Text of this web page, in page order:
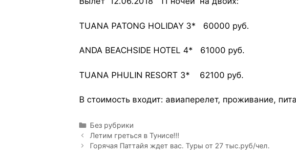
TUANA PATONG HOLIDAY 3* 60000 руб.
ANDA BEACHSIDE HOTEL 4* 61000 руб.
TUANA PHULIN RESORT 3* 62100 руб.
В стоимость входит: авиаперелет, проживание,
Без рубрики
Летим греться в Тунисе!!!
Горячая Паттайя ждет вас. Туры от 27 тыс.руб/чел.